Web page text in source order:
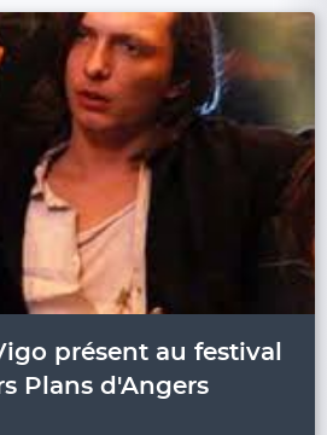
présent au festival
Plans d'Angers